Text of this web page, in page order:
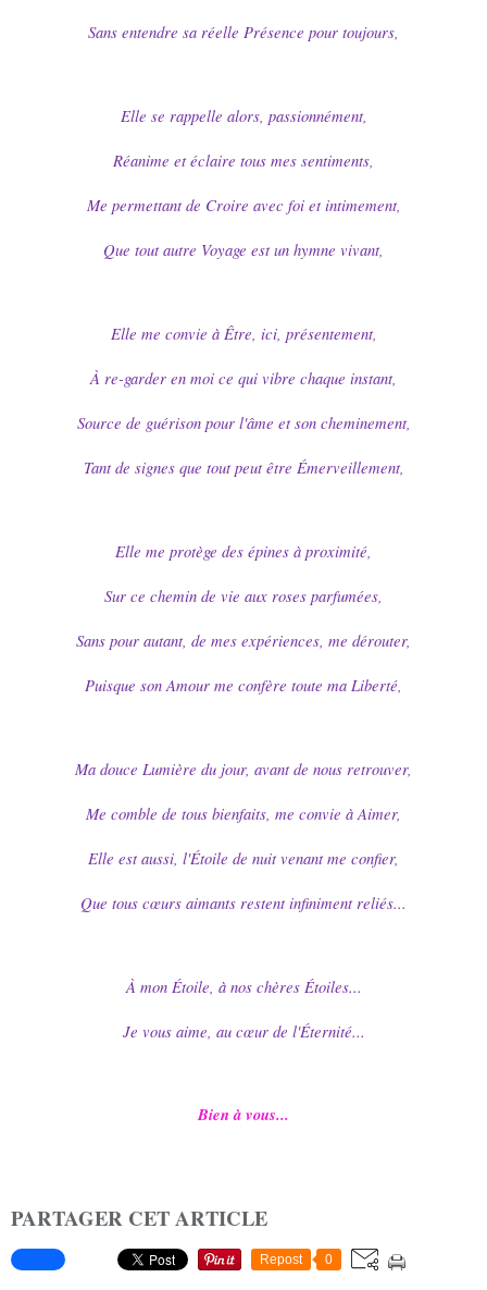
Sans entendre sa réelle Présence pour toujours,
Elle se rappelle alors, passionnément,
Réanime et éclaire tous mes sentiments,
Me permettant de Croire avec foi et intimement,
Que tout autre Voyage est un hymne vivant,
Elle me convie à Être, ici, présentement,
À re-garder en moi ce qui vibre chaque instant,
Source de guérison pour l'âme et son cheminement,
Tant de signes que tout peut être Émerveillement,
Elle me protège des épines à proximité,
Sur ce chemin de vie aux roses parfumées,
Sans pour autant, de mes expériences, me dérouter,
Puisque son Amour me confère toute ma Liberté,
Ma douce Lumière du jour, avant de nous retrouver,
Me comble de tous bienfaits, me convie à Aimer,
Elle est aussi, l'Étoile de nuit venant me confier,
Que tous cœurs aimants restent infiniment reliés...
À mon Étoile, à nos chères Étoiles...
Je vous aime, au cœur de l'Éternité...
Bien à vous...
PARTAGER CET ARTICLE
Repost 0